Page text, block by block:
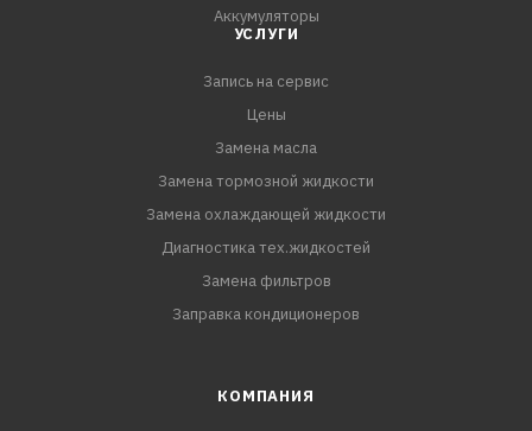
Аккумуляторы
УСЛУГИ
Запись на сервис
Цены
Замена масла
Замена тормозной жидкости
Замена охлаждающей жидкости
Диагностика тех.жидкостей
Замена фильтров
Заправка кондиционеров
КОМПАНИЯ